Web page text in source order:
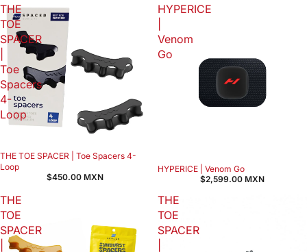
THE
TOE
SPACER
Toe
Spacers
4-
Loop
THE TOE SPACER | Toe Spacers 4-
Loop
$450.00 MXN
HYPERICE
Venom
Go
HYPERICE | Venom Go
$2,599.00 MXN
THE
TOE
SPACER
THE
TOE
SPACER